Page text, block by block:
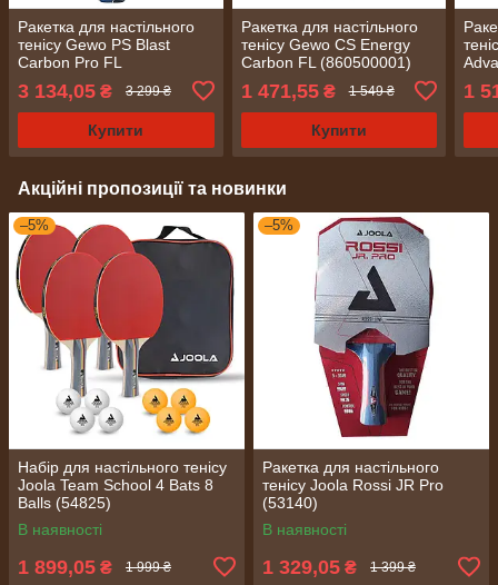
Ракетка для настільного
тенісу Gewo PS Blast
Carbon Pro FL
3 134,05 ₴ 3 299 ₴
Купити
Ракетка для настільного
тенісу Gewo CS Energy
Carbon FL (860500001)
1 471,55₴ 1 549 ₴
Купити
1
Акційні пропозиції та новинки
–5%
Набір для настільного тенісу
Joola Team School 4 Bats 8
Balls (54825)
В наявності
1 899,05 ₴ 1 999 ₴
–5%
Ракетка для настільного
тенісу Joola Rossi JR Pro
(53140)
В наявності
1 329,05 ₴ 1 399 ₴